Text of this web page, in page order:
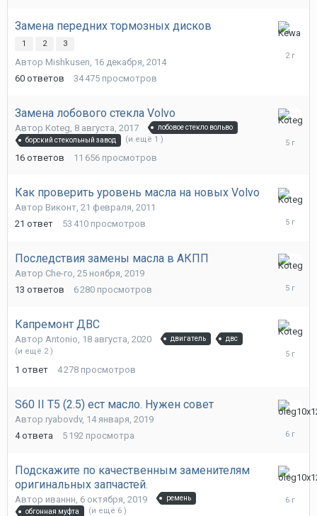
Замена передних тормозных дисков
1 2 3
Автор Mishkusen, 16 декабря, 2014
60 ответов 34 475 просмотров
10
Замена лобового стекла Volvo
Автор Koteg, 8 августа, 2017
лобовое стекло вольво
борский стекольный завод
(и ещё 1 )
16 ответов 11 656 просмотров
29
июля,
Как проверить уровень масла на новых Volvo
Автор Виконт, 21 февраля, 2011
21 ответ 53 410 просмотров
17
июня,
Последствия замены масла в АКПП
Автор Che-го, 25 ноября, 2019
13 ответов 6 280 просмотров
15
марта,
Капремонт ДВС
Автор Antonio, 18 августа, 2020 двигатель двс
(и ещё 2 )
1 ответ 4 278 просмотров
21
августа,
S60 II T5 (2.5) ест масло. Нужен совет
Автор ryabovdv, 14 января, 2019
4 ответа 5 192 просмотра
16
декабря,
Подскажите по качественным заменителям
оригинальных запчастей.
Автор иваннн 6 октября, 2019
ремень
обгонная муфта
(и ещё 6 )
16
декабря,